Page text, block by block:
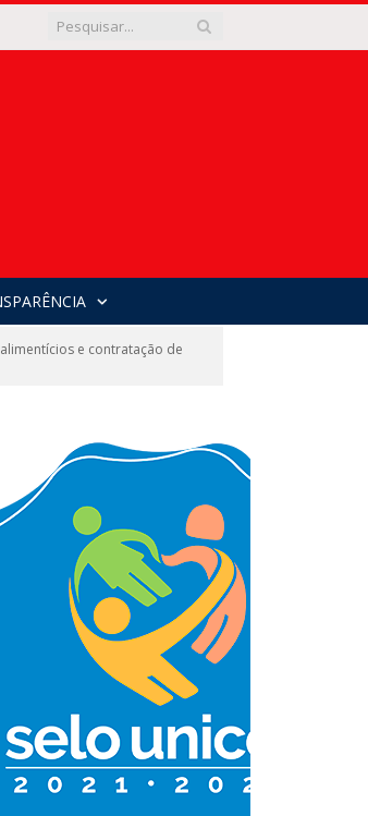
alimentícios e contratação de